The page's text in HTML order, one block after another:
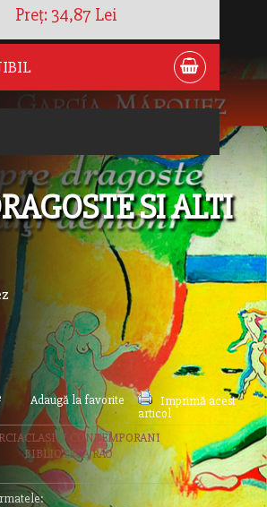
Preț: 34,87 Lei
SI ALTI
Adaugă la favorite
Imprimă acest
articol
CLASICI CONTEMPORANI
BIBLIOTECA RAO